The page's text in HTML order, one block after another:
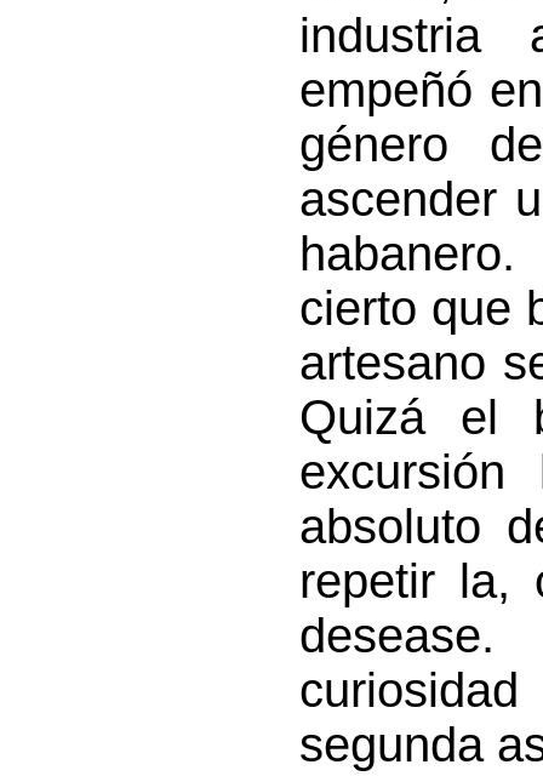
empeñó
género
ascender
cierto que
artesano
Quizá el
excursión
absoluto
repetir la,
segunda